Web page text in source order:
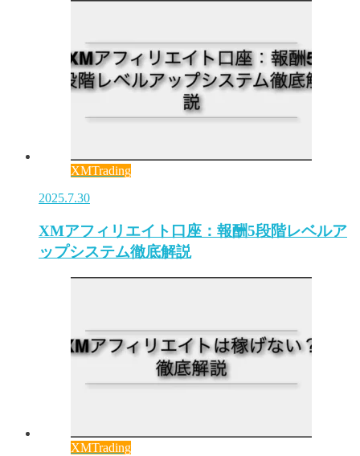
XMTrading
2025.7.30
XMアフィリエイト口座：報酬5段階レベルア
ップシステム徹底解説
XMTrading